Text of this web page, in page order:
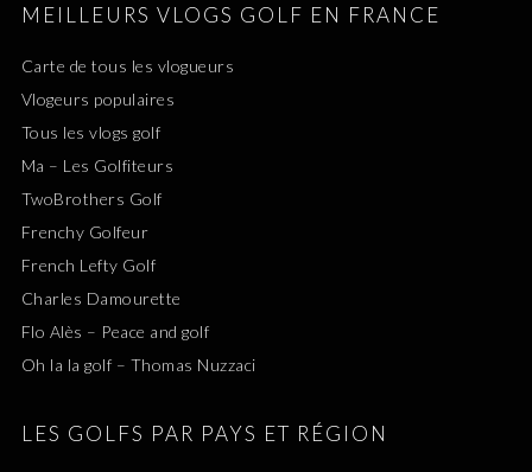
MEILLEURS VLOGS GOLF EN FRANCE
Carte de tous les vlogueurs
Vlogeurs populaires
Tous les vlogs golf
Ma – Les Golfiteurs
TwoBrothers Golf
Frenchy Golfeur
French Lefty Golf
Charles Damourette
Flo Alès – Peace and golf
Oh la la golf – Thomas Nuzzaci
LES GOLFS PAR PAYS ET RÉGION